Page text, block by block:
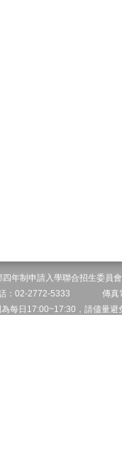
四年制申請入學聯合招生委
話：02-2772-5333 傳
每日17:00~17:30，請儘量